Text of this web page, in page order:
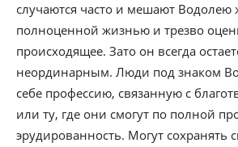
случаются часто и мешают Водолею
полноценной жизнью и трезво
происходящее. Зато он всегда
неординарным. Люди под знаком
себе профессию, связанную с
или ту, где они смогут по полной
эрудированность. Могут сохранять